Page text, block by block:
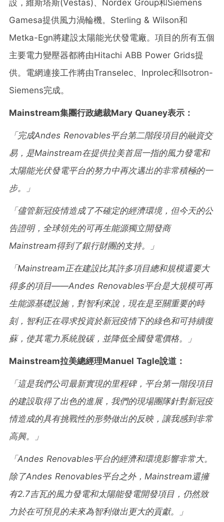
設，維斯塔斯(Vestas)、Nordex Group和Siemens
Gamesa提供風力渦輪機。Sterling & Wilson和
Metka-Egn將建設太陽能光伏發電廠。項目的所有五個
主要電力變壓器都將由Hitachi ABB Power Grids提
供。電網連接工作將由Transelec、Inprolec和Isotron-
Siemens完成。
Mainstream集團行政總裁Mary Quaney表示：
「完成Andes Renovables平台第二階段項目的融資交
易，是Mainstream在提供拉美首屈一指的風力發電和
太陽能光伏發電平台的努力中再次邁出的非常積極的一
步。」
「儘管新冠疫情造成了不確定的經濟環境，但今天的公
告證明，全球領先的可再生能源獨立開發商
Mainstream得到了銀行財團的支持。」
「Mainstream正在建設比其許多項目總和規模還要大
得多的項目——Andes Renovables平台是大規模可再
生能源基礎設施，對智利來說，現在是至關重要的時
刻，智利正在尋求投資於新冠疫情下的綠色和可持續復
蘇，使其電力系統脫碳，並降低全國發電價格。」
Mainstream拉美總經理Manuel Tagle說道：
「這是我們公司最新實現的里程碑，平台第一階段項目
的建設取得了出色的進展，我們的現場團隊針對新冠疫
情造成的具有挑戰性的形勢做出的反映，讓我感到非常
高興。」
「Andes Renovables平台的經濟和環境影響非常大。
除了Andes Renovables平台之外，Mainstream還擁
有2.7吉瓦的風力發電和太陽能發電開發項目，仍然致
力於在可預見的未來為智利做出更大的貢獻。」